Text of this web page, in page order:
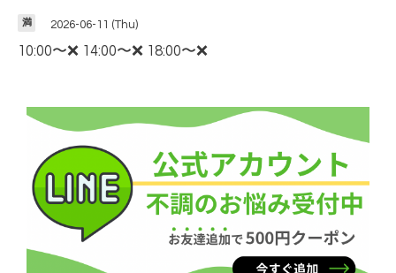
満 2026-06-11 (Thu)
10:00〜❌ 14:00〜❌ 18:00〜❌